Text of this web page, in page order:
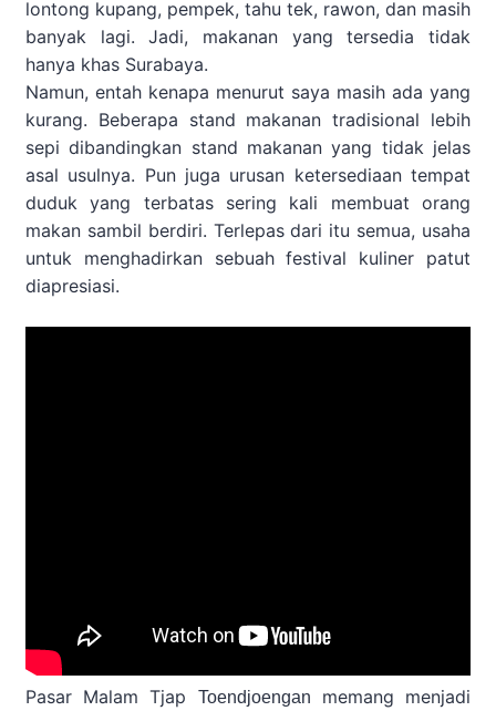
lontong kupang, pempek, tahu tek, rawon, dan masih
banyak lagi. Jadi, makanan yang tersedia tidak
hanya khas Surabaya.
Namun, entah kenapa menurut saya masih ada yang
kurang. Beberapa stand makanan tradisional lebih
sepi dibandingkan stand makanan yang tidak jelas
asal usulnya. Pun juga urusan ketersediaan tempat
duduk yang terbatas sering kali membuat orang
makan sambil berdiri. Terlepas dari itu semua, usaha
untuk menghadirkan sebuah festival kuliner patut
diapresiasi.
Pasar Malam Tjap Toendjoengan
memang menjadi